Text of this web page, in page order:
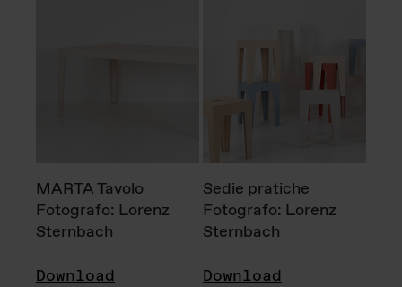
MARTA Tavolo
Fotografo: Lorenz
Sternbach
Download
Sedie pratiche
Fotografo: Lorenz
Sternbach
Download